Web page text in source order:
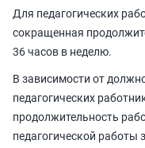
Для педагогических
сокращенная
36 часов в неделю.
В зависимости от
педагогических
продолжительность
педагогической работы